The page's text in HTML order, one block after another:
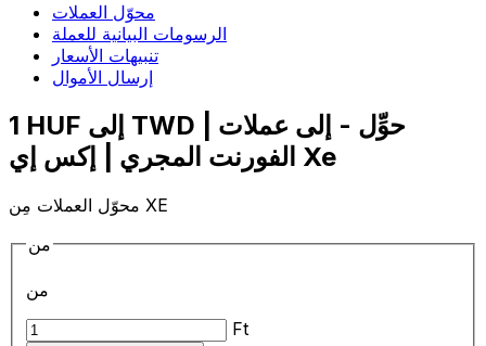
محوّل العملات
الرسومات البيانية للعملة
تنبيهات الأسعار
إرسال الأموال
1 HUF إلى TWD | حوِّل - إلى عملات
الفورنت المجري | إكس إي Xe
محوّل العملات مِن XE
من
من
Ft